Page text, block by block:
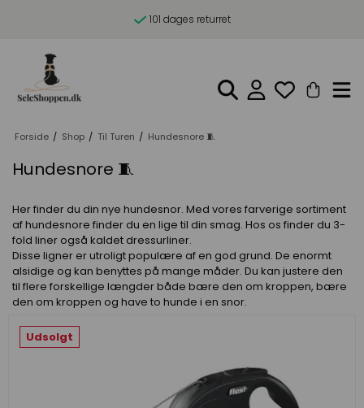
101 dages returret
Forside / Shop / Til Turen / Hundesnore 🧵
Hundesnore 🧵
Her finder du din nye hundesnor. Med vores farverige sortiment
af hundesnore finder du en lige til din smag. Hos os finder du 3-
fold liner også kaldet dressurliner.
Disse ligner er utroligt populære af en god grund. De enormt
alsidige og kan benyttes på mange måder. Du kan justere den
til flere forskellige længder både bære den om kroppen, bære
den om kroppen og have to hunde i en snor.
Udsolgt